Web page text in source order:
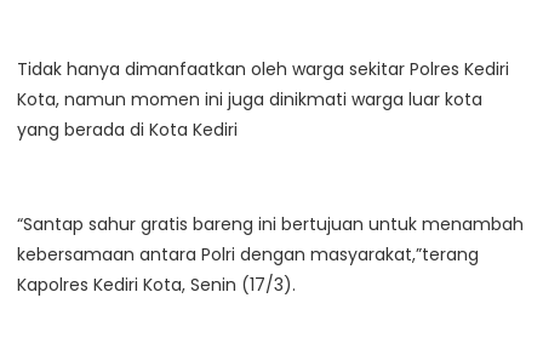
Tidak hanya dimanfaatkan oleh warga sekitar Polres Kediri
Kota, namun momen ini juga dinikmati warga luar kota
yang berada di Kota Kediri
“Santap sahur gratis bareng ini bertujuan untuk menambah
kebersamaan antara Polri dengan masyarakat,”terang
Kapolres Kediri Kota, Senin (17/3).